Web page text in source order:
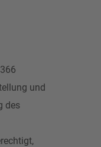
und
des